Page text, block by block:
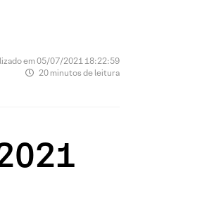
em 05/07/2021 18:22:59
20 minutos de leitura